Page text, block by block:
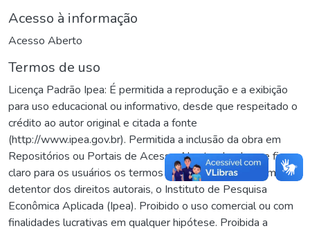
Acesso à informação
Acesso Aberto
Termos de uso
Licença Padrão Ipea: É permitida a reprodução e a exibição
para uso educacional ou informativo, desde que respeitado o
crédito ao autor original e citada a fonte
(http://www.ipea.gov.br). Permitida a inclusão da obra em
Repositórios ou Portais de Acesso Aberto, desde que fique
claro para os usuários os termos de uso da obra e quem é o
detentor dos direitos autorais, o Instituto de Pesquisa
Econômica Aplicada (Ipea). Proibido o uso comercial ou com
finalidades lucrativas em qualquer hipótese. Proibida a